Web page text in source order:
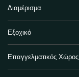
Διαμέρισμα
Εξοχικό
Επαγγελματικός Χώρος